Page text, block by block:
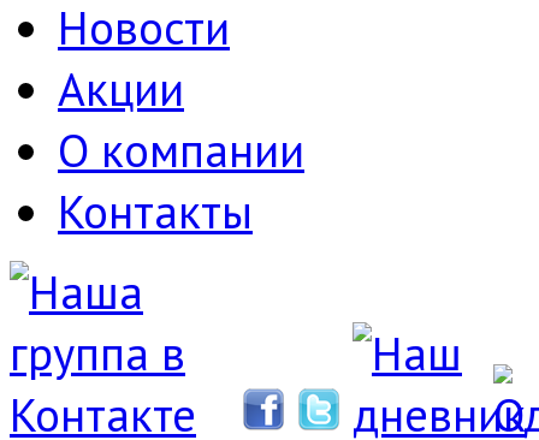
Новости
Акции
О компании
Контакты